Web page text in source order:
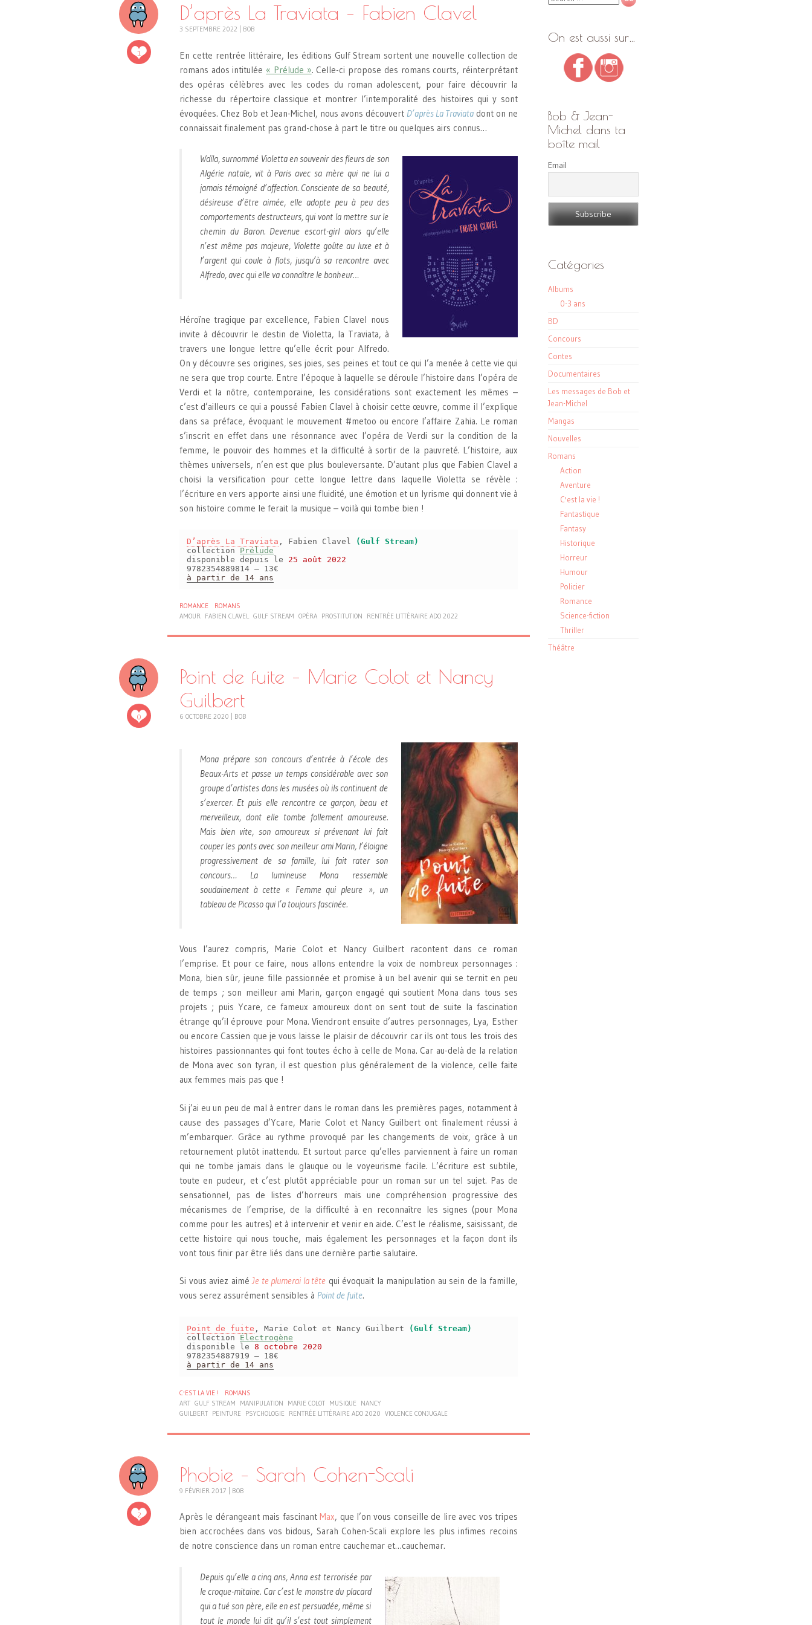
1
D’après La Traviata – Fabien Clavel
3 SEPTEMBRE 2022 BOB
En cette rentrée littéraire, les éditions Gulf Stream sortent une nouvelle collection de
romans ados intitulée « Prélude ». Celle-ci propose des romans courts, réinterprétant
des opéras célèbres avec les codes du roman adolescent, pour faire découvrir la
richesse du répertoire classique et montrer l’intemporalité des histoires qui y sont
évoquées. Chez Bob et Jean-Michel, nous avons découvert D’après La Traviata dont on ne
connaissait finalement pas grand-chose à part le titre ou quelques airs connus…
Waïla, surnommé Violetta en souvenir des fleurs de son
Algérie natale, vit à Paris avec sa mère qui ne lui a
jamais témoigné d’affection. Consciente de sa beauté,
désireuse d’être aimée, elle adopte peu à peu des
comportements destructeurs, qui vont la mettre sur le
chemin du Baron. Devenue escort-girl alors qu’elle
n’est même pas majeure, Violette goûte au luxe et à
l’argent qui coule à flots, jusqu’à sa rencontre avec
Alfredo, avec qui elle va connaître le bonheur…
Héroïne tragique par excellence, Fabien Clavel nous
invite à découvrir le destin de Violetta, la Traviata, à
travers une longue lettre qu’elle écrit pour Alfredo.
On y découvre ses origines, ses joies, ses peines et tout ce qui l’a menée à cette vie qui
ne sera que trop courte. Entre l’époque à laquelle se déroule l’histoire dans l’opéra de
Verdi et la nôtre, contemporaine, les considérations sont exactement les mêmes –
c’est d’ailleurs ce qui a poussé Fabien Clavel à choisir cette œuvre, comme il l’explique
dans sa préface, évoquant le mouvement #metoo ou encore l’affaire Zahia. Le roman
s’inscrit en effet dans une résonnance avec l’opéra de Verdi sur la condition de la
femme, le pouvoir des hommes et la difficulté à sortir de la pauvreté. L’histoire, aux
thèmes universels, n’en est que plus bouleversante. D’autant plus que Fabien Clavel a
choisi la versification pour cette longue lettre dans laquelle Violetta se révèle :
l’écriture en vers apporte ainsi une fluidité, une émotion et un lyrisme qui donnent vie à
son histoire comme le ferait la musique – voilà qui tombe bien !
D’après La Traviata , Fabien Clavel
(Gulf Stream)
collection Prélude
disponible depuis le 25 août 2022
9782354889814 – 13€
à partir de 14 ans
ROMANCE
ROMANS
AMOUR FABIEN CLAVEL GULF STREAM OPÉRA PROSTITUTION RENTRÉE LITTÉRAIRE ADO 2022
0
Point de fuite – Marie Colot et Nancy
Guilbert
6 OCTOBRE 2020 BOB
Mona prépare son concours d’entrée à l’école des
Beaux-Arts et passe un temps considérable avec son
groupe d’artistes dans les musées où ils continuent de
s’exercer. Et puis elle rencontre ce garçon, beau et
merveilleux, dont elle tombe follement amoureuse.
Mais bien vite, son amoureux si prévenant lui fait
couper les ponts avec son meilleur ami Marin, l’éloigne
progressivement de sa famille, lui fait rater son
concours… La lumineuse Mona ressemble
soudainement à cette « Femme qui pleure », un
tableau de Picasso qui l’a toujours fascinée.
Vous l’aurez compris, Marie Colot et Nancy Guilbert racontent dans ce roman
l’emprise. Et pour ce faire, nous allons entendre la voix de nombreux personnages :
Mona, bien sûr, jeune fille passionnée et promise à un bel avenir qui se ternit en peu
de temps ; son meilleur ami Marin, garçon engagé qui soutient Mona dans tous ses
projets ; puis Ycare, ce fameux amoureux dont on sent tout de suite la fascination
étrange qu’il éprouve pour Mona. Viendront ensuite d’autres personnages, Lya, Esther
ou encore Cassien que je vous laisse le plaisir de découvrir car ils ont tous les trois des
histoires passionnantes qui font toutes écho à celle de Mona. Car au-delà de la relation
de Mona avec son tyran, il est question plus généralement de la violence, celle faite
aux femmes mais pas que !
Si j’ai eu un peu de mal à entrer dans le roman dans les premières pages, notamment à
cause des passages d’Ycare, Marie Colot et Nancy Guilbert ont finalement réussi à
m’embarquer. Grâce au rythme provoqué par les changements de voix, grâce à un
retournement plutôt inattendu. Et surtout parce qu’elles parviennent à faire un roman
qui ne tombe jamais dans le glauque ou le voyeurisme facile. L’écriture est subtile,
toute en pudeur, et c’est plutôt appréciable pour un roman sur un tel sujet. Pas de
sensationnel, pas de listes d’horreurs mais une compréhension progressive des
mécanismes de l’emprise, de la difficulté à en reconnaître les signes (pour Mona
comme pour les autres) et à intervenir et venir en aide. C’est le réalisme, saisissant, de
cette histoire qui nous touche, mais également les personnages et la façon dont ils
vont tous finir par être liés dans une dernière partie salutaire.
Si vous aviez aiméJe te plumerai la tête qui évoquait la manipulation au sein de la famille,
vous serez assurément sensibles à Point de fuite.
Point de fuite , Marie Colot et Nancy Guilbert
(Gulf Stream)
collection Électrogène
disponible le 8 octobre 2020
9782354887919 – 18€
à partir de 14 ans
C'EST LA VIE !
ROMANS
ART GULF STREAM MANIPULATION MARIE COLOT MUSIQUE
NANCY
GUILBERT PEINTURE PSYCHOLOGIE RENTRÉE LITTÉRAIRE ADO 2020 VIOLENCE CONJUGALE
2
Phobie – Sarah Cohen-Scali
9 FÉVRIER 2017 BOB
Après le dérangeant mais fascinant Max, que l’on vous conseille de lire avec vos tripes
bien accrochées dans vos bidous, Sarah Cohen-Scali explore les plus infimes recoins
de notre conscience dans un roman entre cauchemar et…cauchemar.
Depuis qu’elle a cinq ans, Anna est terrorisée par
le croque-mitaine. Car c’est le monstre du placard
qui a tué son père, elle en est persuadée, même si
tout le monde lui dit qu’il s’est tout simplement
On est aussi sur…
Bob & Jean-
Michel dans ta
boîte mail
Email
Catégories
Albums
0-3 ans
BD
Concours
Contes
Documentaires
Les messages de Bob et
Jean-Michel
Mangas
Nouvelles
Romans
Action
Aventure
C'est la vie !
Fantastique
Fantasy
Historique
Horreur
Humour
Policier
Romance
Science-fiction
Thriller
Théâtre